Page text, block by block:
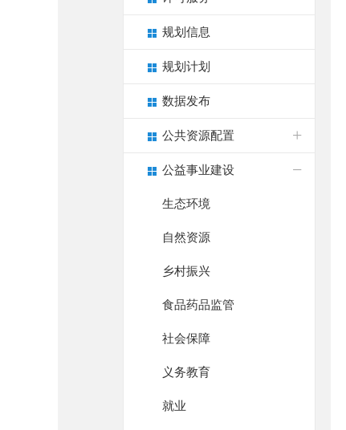
规划信息
规划计划
数据发布
公共资源配置
公益事业建设
生态环境
自然资源
乡村振兴
食品药品监管
社会保障
义务教育
就业